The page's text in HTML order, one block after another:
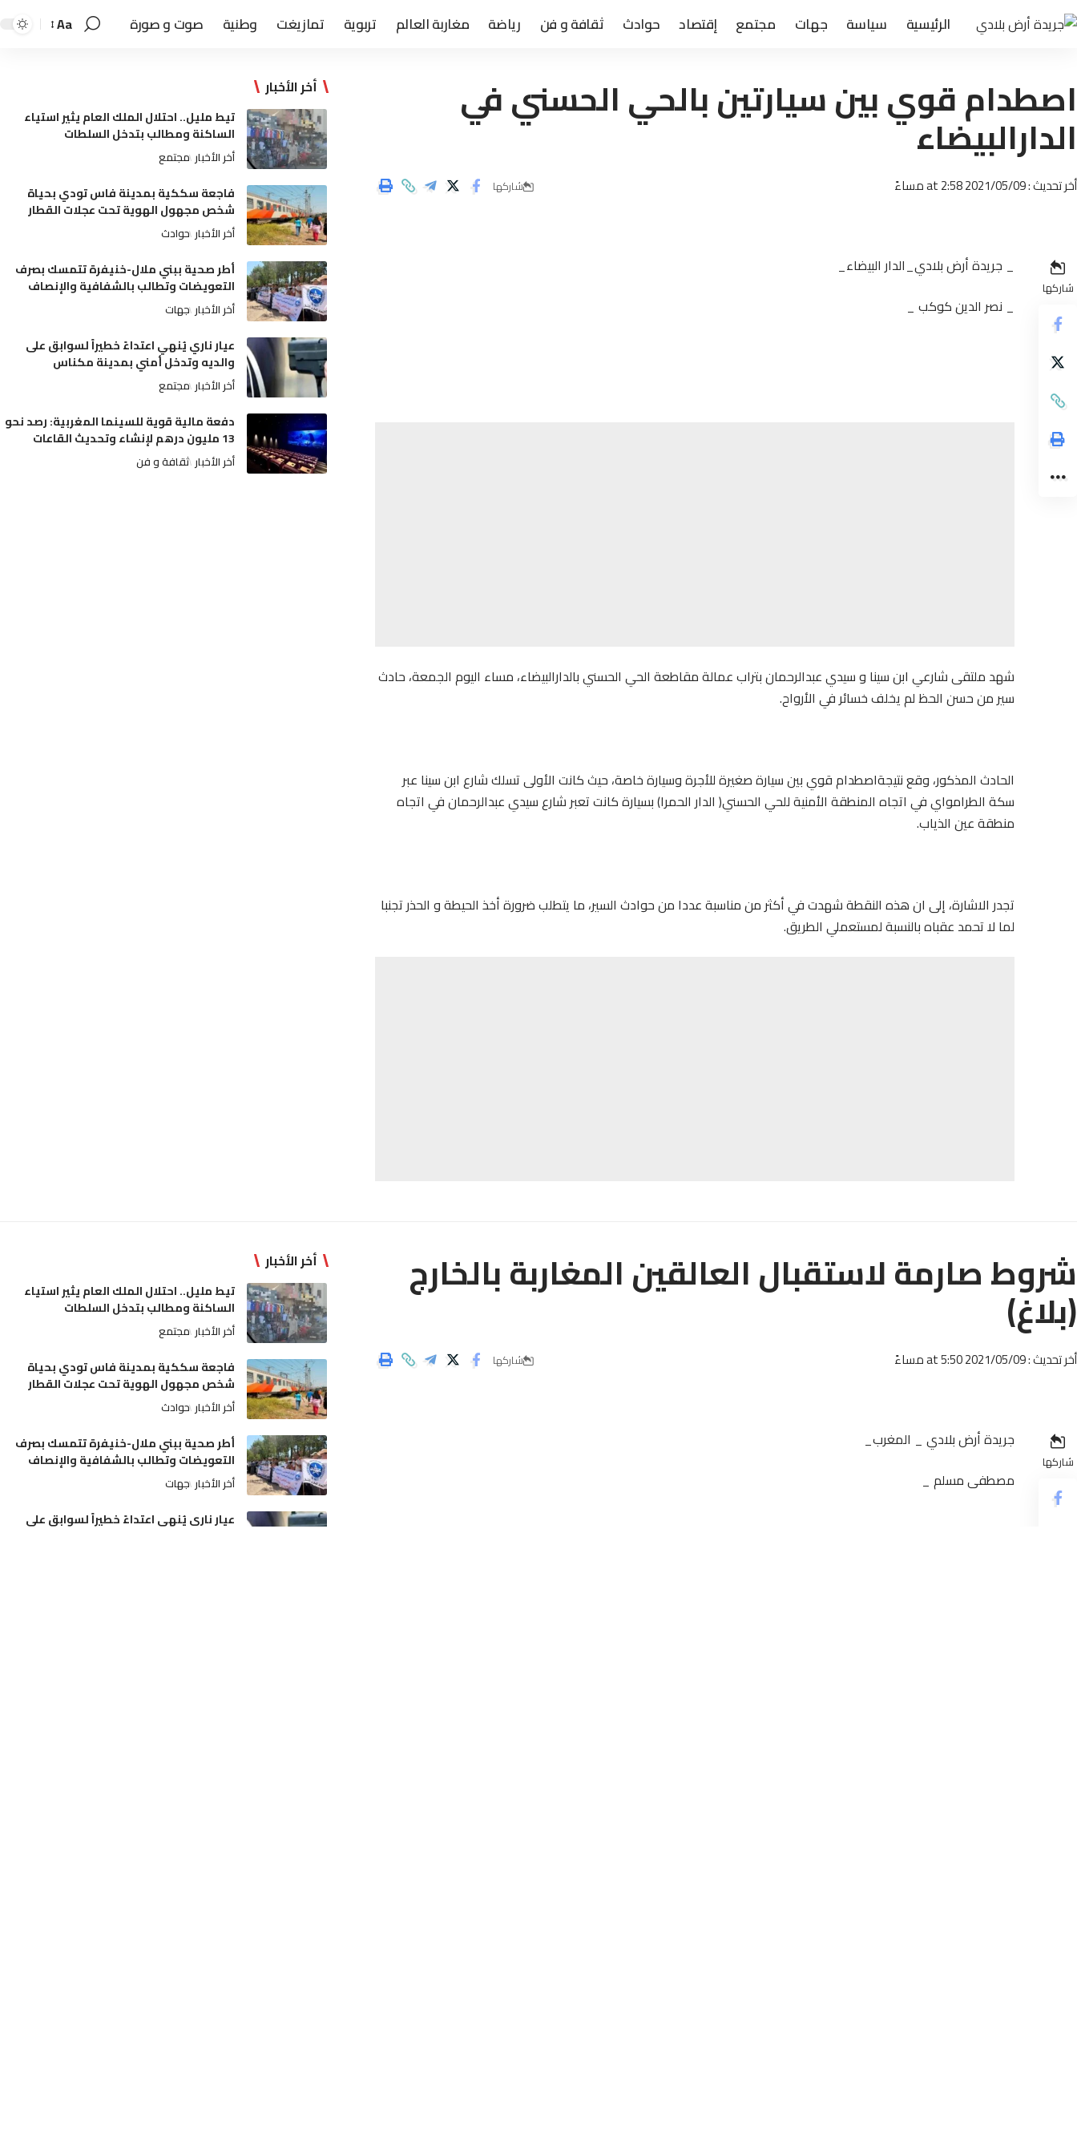
الرئيسية سياسة جهات مجتمع إقتصاد حوادث ثقافة و فن رياضة مغاربة العالم تربوية تمازيغت وطنية صوت و صورة Aa
اصطدام قوي بين سيارتين بالحي الحسني في
الدارالبيضاء
أخر تحديث : 2021/05/09 at 2:58 مساءً شاركها
شاركها
_ جريدة أرض بلادي_الدار البيضاء_
_ نصر الدين كوكب _
شهد ملتقى شارعي ابن سينا و سيدي عبدالرحمان بتراب عمالة مقاطعة الحي الحسني بالدارالبيضاء، مساء اليوم الجمعة، حادث
سير من حسن الحظ لم يخلف خسائر في الأرواح.
الحادث المذكور، وقع نتيجةاصطدام قوي بين سيارة صغيرة للأجرة وسيارة خاصة، حيث كانت الأولى تسلك شارع ابن سينا عبر
سكة الطرامواي في اتجاه المنطقة الأمنية للحي الحسني( الدار الحمرا) بسيارة كانت تعبر شارع سيدي عبدالرحمان في اتجاه
منطقة عين الذياب.
تجدر الاشارة، إلى ان هذه النقطة شهدت في أكثر من مناسبة عددا من حوادث السير، ما يتطلب ضرورة أخذ الحيطة و الحذر تجنبا
لما لا تحمد عقباه بالنسبة لمستعملي الطريق.
أخر الأخبار
تيط مليل.. احتلال الملك العام يثير استياء
الساكنة ومطالب بتدخل السلطات
أخر الأخبار مجتمع
فاجعة سككية بمدينة فاس تودي بحياة
شخص مجهول الهوية تحت عجلات القطار
أخر الأخبار حوادث
أطر صحية ببني ملال-خنيفرة تتمسك بصرف
التعويضات وتطالب بالشفافية والإنصاف
أخر الأخبار جهات
عيار ناري يُنهي اعتداءً خطيراً لسوابق على
والديه وتدخل أمني بمدينة مكناس
أخر الأخبار مجتمع
دفعة مالية قوية للسينما المغربية: رصد نحو
13 مليون درهم لإنشاء وتحديث القاعات
أخر الأخبار ثقافة و فن
شروط صارمة لاستقبال العالقين المغاربة بالخارج
(بلاغ)
أخر تحديث : 2021/05/09 at 5:50 مساءً شاركها
شاركها
جريدة أرض بلادي _ المغرب_
مصطفى مسلم _
أخر الأخبار
تيط مليل.. احتلال الملك العام يثير استياء
الساكنة ومطالب بتدخل السلطات
أخر الأخبار مجتمع
فاجعة سككية بمدينة فاس تودي بحياة
شخص مجهول الهوية تحت عجلات القطار
أخر الأخبار حوادث
أطر صحية ببني ملال-خنيفرة تتمسك بصرف
التعويضات وتطالب بالشفافية والإنصاف
أخر الأخبار جهات
عيار ناري يُنهي اعتداءً خطيراً لسوابق على